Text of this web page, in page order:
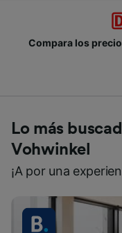
Compara los
Lo más
Vohwinkel
¡A por una